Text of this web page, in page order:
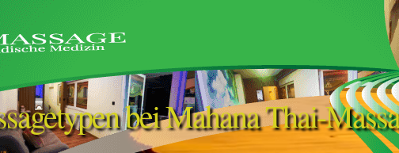
bei Mahana Thai-